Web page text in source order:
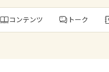
コンテンツ トーク